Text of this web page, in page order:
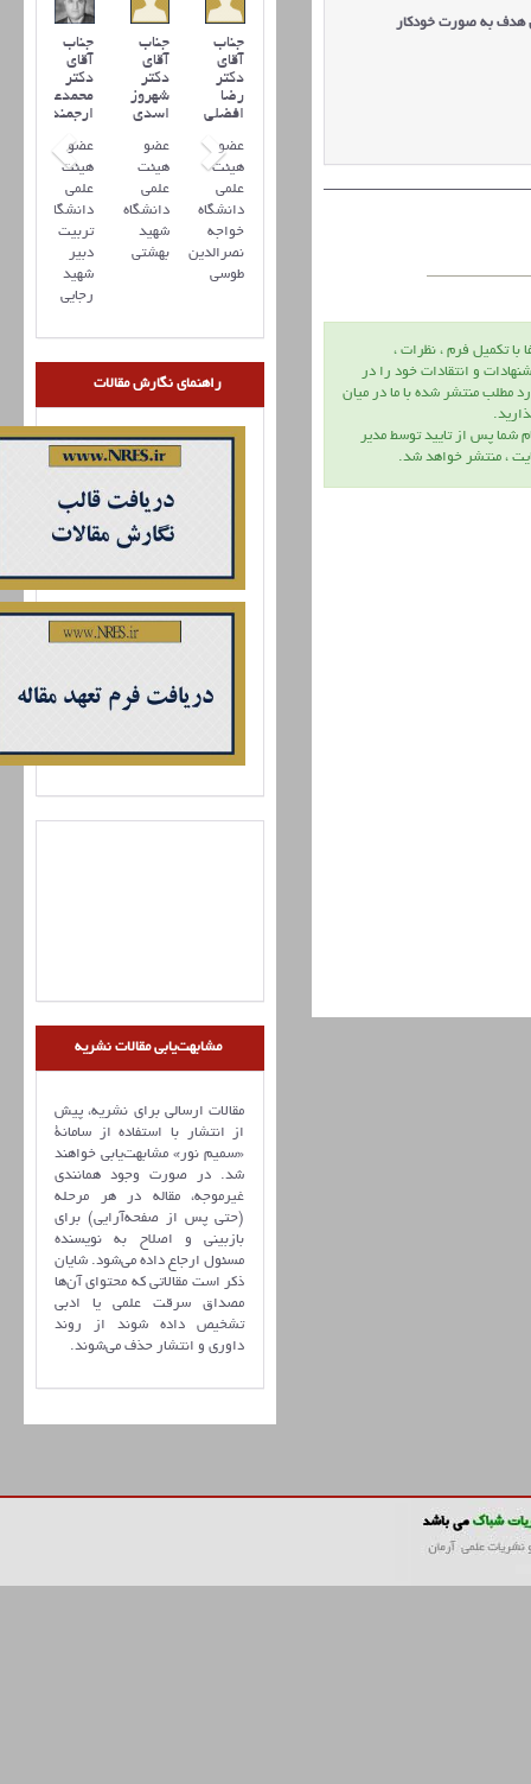
هدف به صورت خودکار
دریافت مقاله
با تكميل فرم ، نظرات ،
و انتقادات خود را در
مطلب منتشر شده با ما در ميان
شما پس از تاييد توسط مدير
، منتشر خواهد شد.
جناب
آقای
دکتر
محمدعلی
ارجمند
عضو
هیئت
علمی
دانشگاه
تربیت
دبیر
شهید
رجایی
جناب
آقای
دکتر
شهروز
اسدی
عضو
هیئت
علمی
دانشگاه
شهید
بهشتی
جناب
آقای
دکتر
رضا
افضلي
عضو
هیئت
علمی
دانشگاه
خواجه
نصرالدین
طوسی
راهنمای نگارش مقالات
مشابهت‌یابی مقالات نشریه
مقالات ارسالی برای نشریه، پیش
از انتشار با استفاده از سامانۀ
«سمیم نور» مشابهت‌یابی خواهند
شد. در صورت وجود همانندی
غیرموجه، مقاله در هر مرحله
(حتی پس از صفحه‌آرایی) برای
بازبینی و اصلاح به نویسنده
مسئول ارجاع داده می‌شود. شایان
ذکر است مقالاتی که محتوای آن‌ها
مصداق سرقت علمی یا ادبی
تشخیص داده شوند از روند
داوری و انتشار حذف می‌شوند.